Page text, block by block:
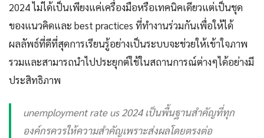
2024 ไม่ได้เป็นเพียงแค่เครื่องมือหรือเทคนิคเดียวแต่เป็นชุด
ของแนวคิดและ best practices ที่ทำงานร่วมกันเพื่อให้ได้
ผลลัพธ์ที่ดีที่สุดการเรียนรู้อย่างเป็นระบบจะช่วยให้เข้าใจภาพ
รวมและสามารถนำไปประยุกต์ใช้ในสถานการณ์ต่างๆได้อย่างมี
ประสิทธิภาพ
unemployment rate us 2024 เป็นพื้นฐานสำคัญที่ทุก
องค์กรควรให้ความสำคัญเพราะส่งผลโดยตรงต่อ